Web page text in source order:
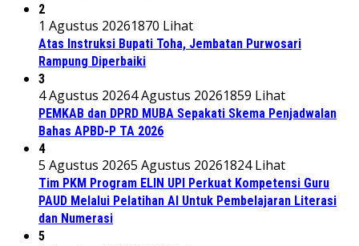
2
1 Agustus 20261870 Lihat
Atas Instruksi Bupati Toha, Jembatan Purwosari
Rampung Diperbaiki
3
4 Agustus 20264 Agustus 20261859 Lihat
PEMKAB dan DPRD MUBA Sepakati Skema Penjadwalan
Bahas APBD-P TA 2026
4
5 Agustus 20265 Agustus 20261824 Lihat
Tim PKM Program ELIN UPI Perkuat Kompetensi Guru
PAUD Melalui Pelatihan AI Untuk Pembelajaran Literasi
dan Numerasi
5